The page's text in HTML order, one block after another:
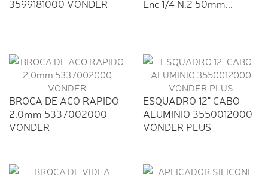
3599181000 VONDER
Enc 1/4 N.2 50mm...
BROCA DE ACO RAPIDO
2,0mm 5337002000
VONDER
ESQUADRO 12" CABO
ALUMINIO 3550012000
VONDER PLUS